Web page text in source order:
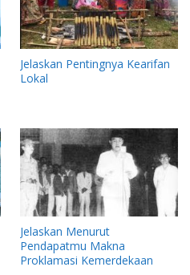
Jelaskan Pentingnya Kearifan
Lokal
Jelaskan Menurut
Pendapatmu Makna
Proklamasi Kemerdekaan